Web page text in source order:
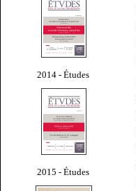
2014 - Études
2015 - Études